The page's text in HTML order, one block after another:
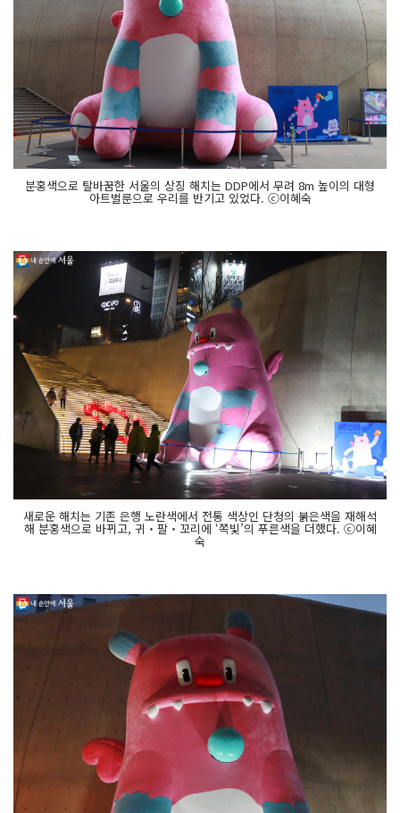
분홍색으로 탈바꿈한 서울의 상징 해치는 DDP에서 무려 8m 높이의 대형
아트벌룬으로 우리를 반기고 있었다. ⓒ이혜숙
새로운 해치는 기존 은행 노란색에서 전통 색상인 단청의 붉은색을 재해석
해 분홍색으로 바뀌고, 귀‧팔‧꼬리에 ‘쪽빛’의 푸른색을 더했다. ⓒ이혜
숙